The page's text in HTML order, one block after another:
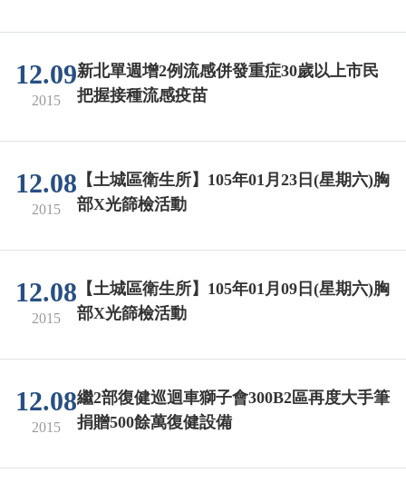
12.09
2015
新北單週增2例流感併發重症30歲以上市民
把握接種流感疫苗
12.08
2015
【土城區衛生所】105年01月23日(星期六)胸
部X光篩檢活動
12.08
2015
【土城區衛生所】105年01月09日(星期六)胸
部X光篩檢活動
12.08
2015
繼2部復健巡迴車獅子會300B2區再度大手筆
捐贈500餘萬復健設備